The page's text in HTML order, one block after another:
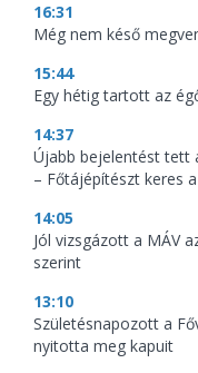
16:31
Még nem késő
15:44
Egy hétig tartott az
14:37
Újabb bejelentést tett
– Főtájépítészt keres
14:05
Jól vizsgázott a MÁV
szerint
13:10
Születésnapozott a
nyitotta meg kapuit